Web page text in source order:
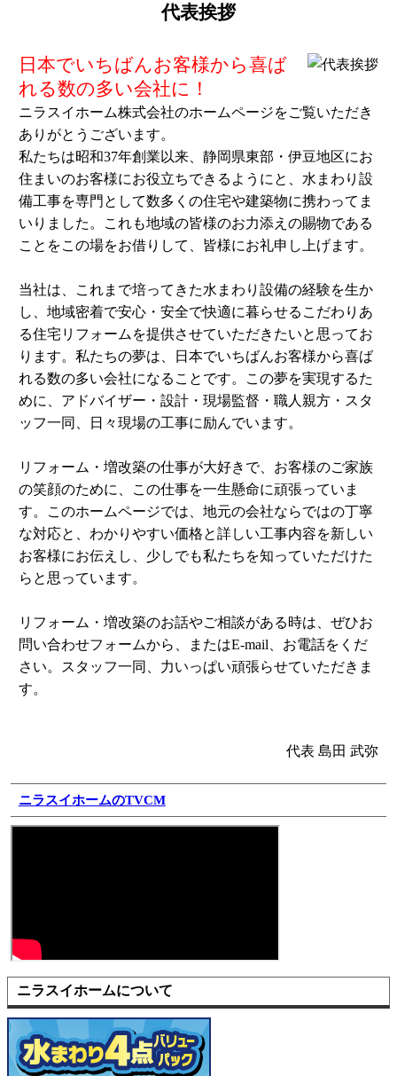
代表挨拶
日本でいちばんお客様から喜ば
れる数の多い会社に！
ニラスイホーム株式会社のホームページをご覧いただき
ありがとうございます。
私たちは昭和37年創業以来、静岡県東部・伊豆地区にお
住まいのお客様にお役立ちできるようにと、水まわり設
備工事を専門として数多くの住宅や建築物に携わってま
いりました。これも地域の皆様のお力添えの賜物である
ことをこの場をお借りして、皆様にお礼申し上げます。
当社は、これまで培ってきた水まわり設備の経験を生か
し、地域密着で安心・安全で快適に暮らせるこだわりあ
る住宅リフォームを提供させていただきたいと思ってお
ります。私たちの夢は、日本でいちばんお客様から喜ば
れる数の多い会社になることです。この夢を実現するた
めに、アドバイザー・設計・現場監督・職人親方・スタ
ッフ一同、日々現場の工事に励んでいます。
リフォーム・増改築の仕事が大好きで、お客様のご家族
の笑顔のために、この仕事を一生懸命に頑張っていま
す。このホームページでは、地元の会社ならではの丁寧
な対応と、わかりやすい価格と詳しい工事内容を新しい
お客様にお伝えし、少しでも私たちを知っていただけた
らと思っています。
リフォーム・増改築のお話やご相談がある時は、ぜひお
問い合わせフォームから、またはE-mail、お電話をくだ
さい。スタッフ一同、力いっぱい頑張らせていただきま
す。
代表島田 武弥
ニラスイホームのTVCM
ニラスイホームについて